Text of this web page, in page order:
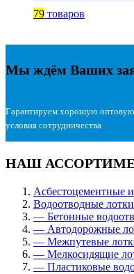
79 товаров
Мы ждём Ваших
Гарантируем хорошую оптовую
условия сотрудничества
НАШ
Асбестоцементные
Водоотводные лотки
— Бетонные
— Автодорожные
— Межпутевые
— Мелкосидящие
— Пластиковые